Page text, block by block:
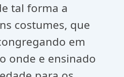
tal forma a
costumes, que
em
onde e ensinado